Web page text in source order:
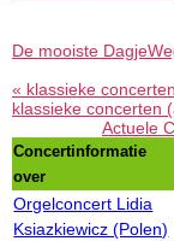
De mooiste
« klassieke
klassieke concerten
Actuele
Concertinformatie
over
Orgelconcert Lidia
Ksiazkiewicz (Polen)